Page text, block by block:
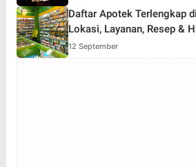
Daftar Apotek Terlengkap
Lokasi, Layanan, Resep &
12 September